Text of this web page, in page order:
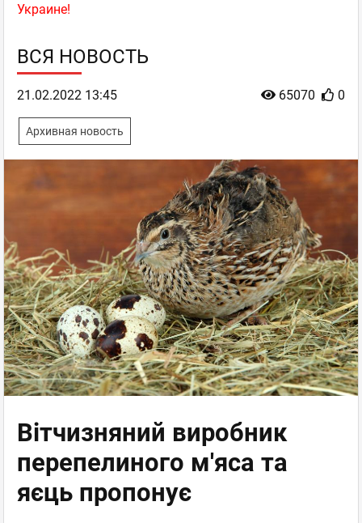
Украине!
ВСЯ НОВОСТЬ
65070 0
21.02.2022 13:45
Архивная новость
Вітчизняний виробник
перепелиного м'яса та
яєць пропонує